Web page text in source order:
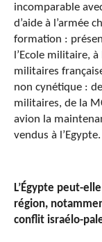
incomparable
d’aide à l’armée
formation :
l’Ecole militaire,
militaires
non cynétique :
militaires, de la
avion la
vendus à l’Egypte.
L’Égypte peut-
région,
conflit israélo-